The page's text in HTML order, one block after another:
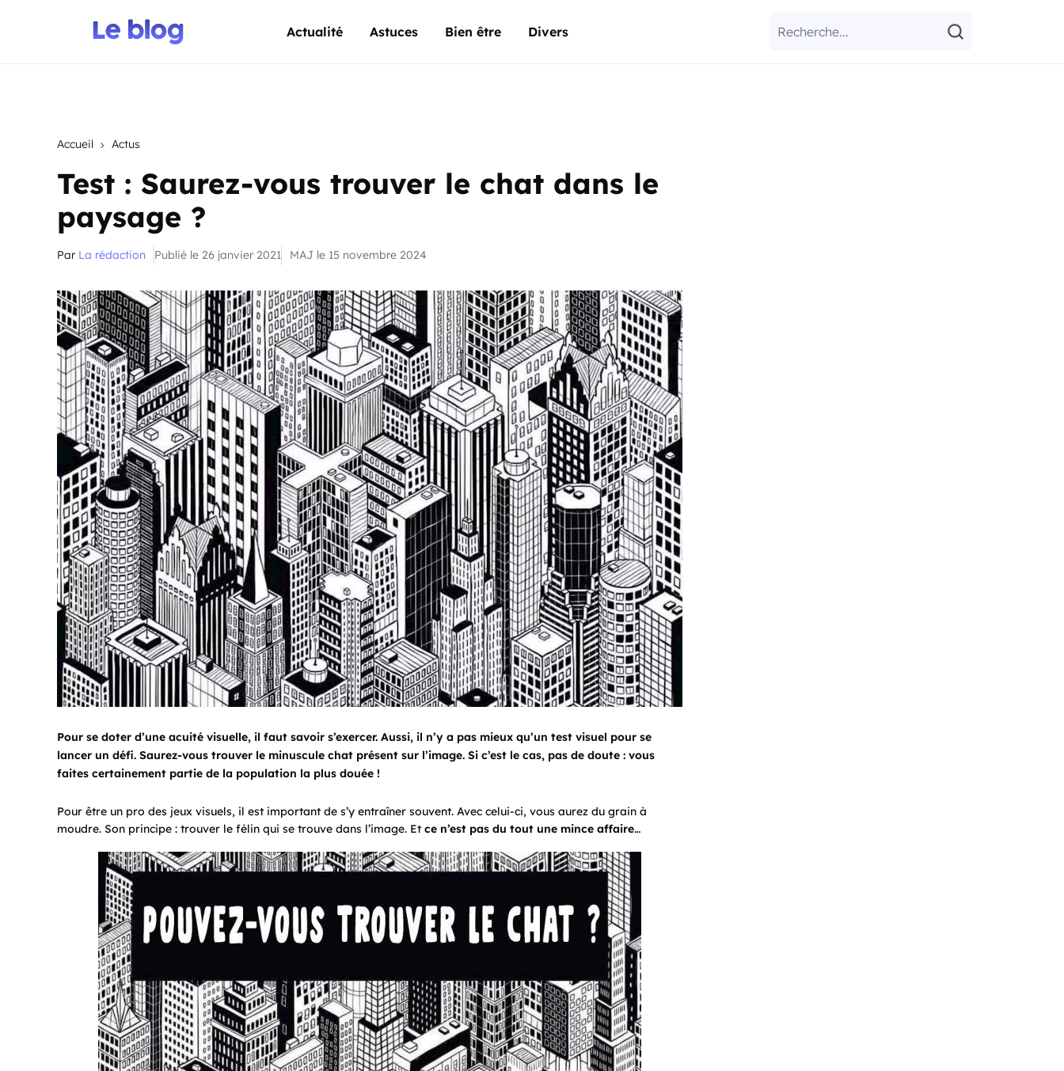
Actualité Astuces Bien être Divers
Accueil Actus
Test : Saurez-vous trouver le chat dans le
paysage ?
Par La rédaction Publié le 26 janvier 2021 MAJ le 15 novembre 2024
Pour se doter d’une acuité visuelle, il faut savoir s’exercer. Aussi, il n’y a pas mieux qu’un test visuel pour se
lancer un défi. Saurez-vous trouver le minuscule chat présent sur l’image. Si c’est le cas, pas de doute : vous
faites certainement partie de la population la plus douée !
Pour être un pro des jeux visuels, il est important de s’y entraîner souvent. Avec celui-ci, vous aurez du grain à
moudre. Son principe : trouver le félin qui se trouve dans l’image. Et ce n’est pas du tout une mince affaire…